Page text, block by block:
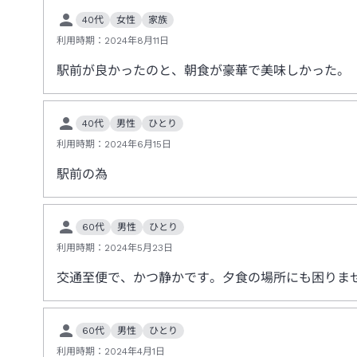
40代 女性
家族
利用時期： 2024年8月11日
駅前が良かったのと、朝食が豪華で美味しかった。
40代 男性
ひとり
利用時期： 2024年6月15日
駅前の為
60代 男性
ひとり
利用時期： 2024年5月23日
交通至便で、かつ静かです。夕食の場所にも困りま
60代 男性
ひとり
利用時期： 2024年4月1日